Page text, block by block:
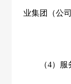
业集团（公
（4）服